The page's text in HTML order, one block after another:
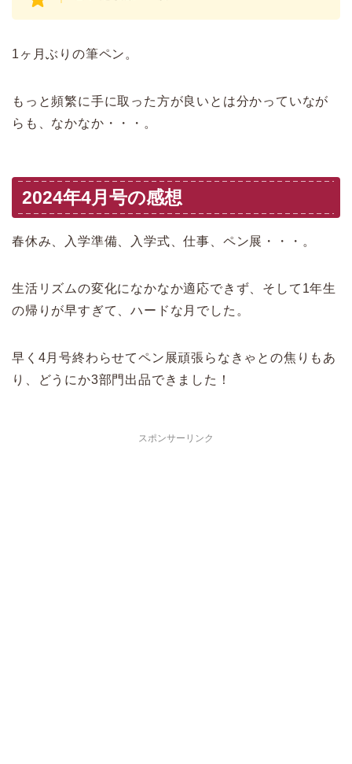
1ヶ月ぶりの筆ペン。
もっと頻繁に手に取った方が良いとは分かっていなが
らも、なかなか・・・。
2024年4月号の感想
春休み、入学準備、入学式、仕事、ペン展・・・。
生活リズムの変化になかなか適応できず、そして1年生
の帰りが早すぎて、ハードな月でした。
早く4月号終わらせてペン展頑張らなきゃとの焦りもあ
り、どうにか3部門出品できました！
スポンサーリンク